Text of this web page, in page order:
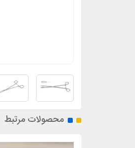
محصولات مرتبط